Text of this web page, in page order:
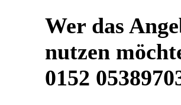
Wer das
nutzen
0152